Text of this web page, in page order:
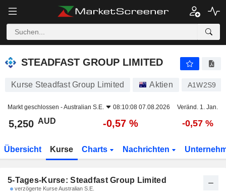
STEADFAST GROUP LIMITED 5,250
STEADFAST GROUP LIMITED
Kurse Steadfast Group Limited Aktien A1W2S9
Markt geschlossen -Australian S.E. 08:10:08 07.08.2026 Veränd. 1. Jan.
5,250 AUD -0,57 % -0,57 %
Übersicht Kurse Charts Nachrichten
5-Tages-Kurse: Steadfast Group Limited
verzögerte Kurse Australian S.E.